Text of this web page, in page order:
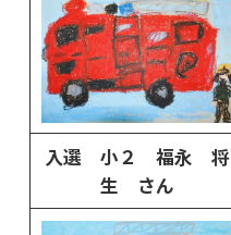
入選 小２ 福永 将
生 さん